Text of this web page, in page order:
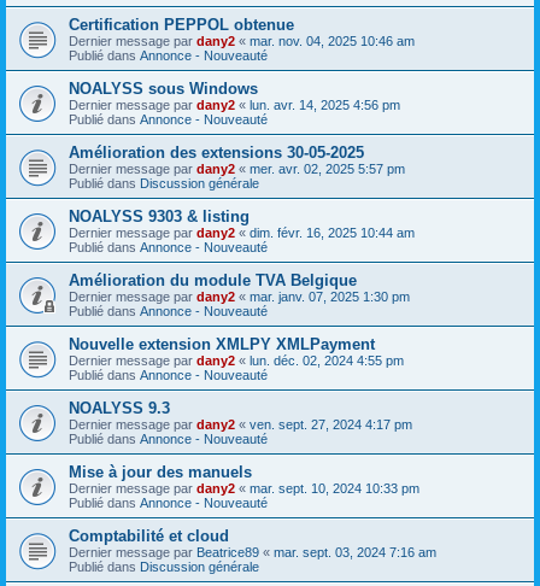
Certification PEPPOL obtenue
Dernier message par dany2 « mar. nov. 04, 2025 10:46 am
Publié dans Annonce - Nouveauté
NOALYSS sous Windows
Dernier message par dany2 « lun. avr. 14, 2025 4:56 pm
Publié dans Annonce - Nouveauté
Amélioration des extensions 30-05-2025
Dernier message par dany2 « mer. avr. 02, 2025 5:57 pm
Publié dans Discussion générale
NOALYSS 9303 & listing
Dernier message par dany2 « dim. févr. 16, 2025 10:44 am
Publié dans Annonce - Nouveauté
Amélioration du module TVA Belgique
Dernier message par dany2 « mar. janv. 07, 2025 1:30 pm
Publié dans Annonce - Nouveauté
Nouvelle extension XMLPY XMLPayment
Dernier message par dany2 « lun. déc. 02, 2024 4:55 pm
Publié dans Annonce - Nouveauté
NOALYSS 9.3
Dernier message par dany2 « ven. sept. 27, 2024 4:17 pm
Publié dans Annonce - Nouveauté
Mise à jour des manuels
Dernier message par dany2 « mar. sept. 10, 2024 10:33 pm
Publié dans Annonce - Nouveauté
Comptabilité et cloud
Dernier message par Beatrice89 « mar. sept. 03, 2024 7:16 am
Publié dans Discussion générale